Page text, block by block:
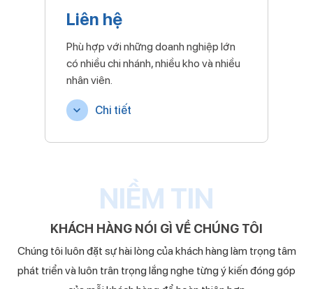
Liên hệ
Phù hợp với những doanh nghiệp lớn
có nhiều chi nhánh, nhiều kho và nhiều
nhân viên.
Chi tiết
NIỀM TIN
KHÁCH HÀNG NÓI GÌ VỀ CHÚNG TÔI
Chúng tôi luôn đặt sự hài lòng của khách hàng làm trọng tâm
phát triển và luôn trân trọng lắng nghe từng ý kiến đóng góp